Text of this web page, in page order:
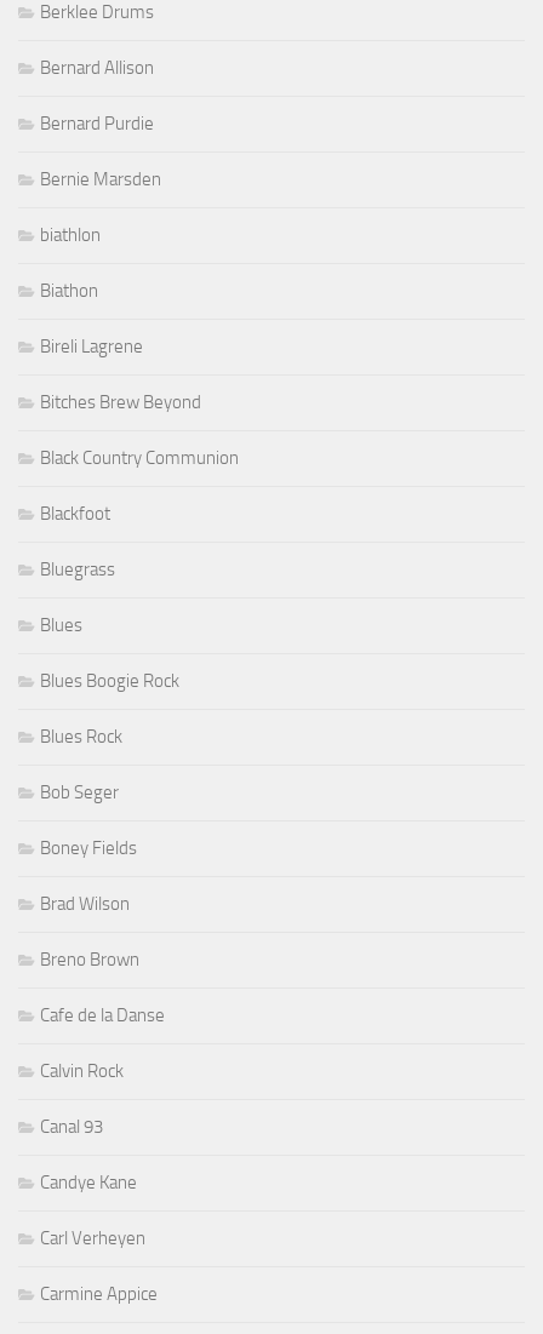
Berklee Drums
Bernard Allison
Bernard Purdie
Bernie Marsden
biathlon
Biathon
Bireli Lagrene
Bitches Brew Beyond
Black Country Communion
Blackfoot
Bluegrass
Blues
Blues Boogie Rock
Blues Rock
Bob Seger
Boney Fields
Brad Wilson
Breno Brown
Cafe de la Danse
Calvin Rock
Canal 93
Candye Kane
Carl Verheyen
Carmine Appice